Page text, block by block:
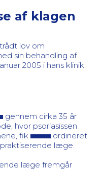
af klagen
lov om
sin behandling af
2005 i hans klinik.
gennem cirka 35 år
hvor psoriasissen
fik
ordineret
læge.
læge fremgår